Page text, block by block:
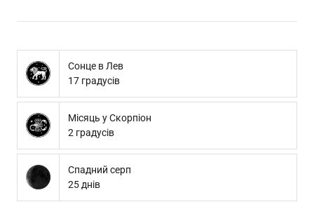
Сонце в Лев
17 градусів
Місяць у Скорпіон
2 градусів
Спадний серп
25 днів